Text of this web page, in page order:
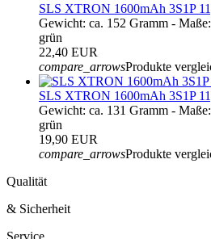
SLS XTRON 1600mAh 3S1P
Gewicht: ca. 152 Gramm -
grün
22,40 EUR
compare_arrowsProdukte
SLS XTRON 1600mAh 3S1P
Gewicht: ca. 131 Gramm -
grün
19,90 EUR
compare_arrowsProdukte
Qualität
& Sicherheit
Service